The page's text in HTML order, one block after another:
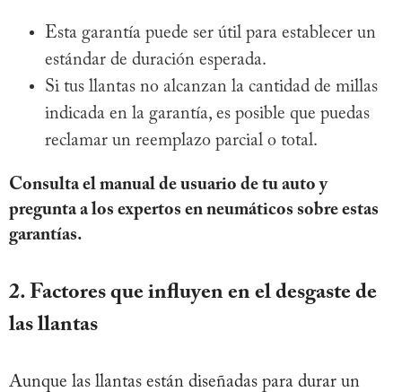
Esta garantía puede ser útil para establecer un
estándar de duración esperada.
Si tus llantas no alcanzan la cantidad de millas
indicada en la garantía, es posible que puedas
reclamar un reemplazo parcial o total.
Consulta el manual de usuario de tu auto y
pregunta a los expertos en neumáticos sobre estas
garantías.
2. Factores que influyen en el desgaste de
las llantas
Aunque las llantas están diseñadas para durar un